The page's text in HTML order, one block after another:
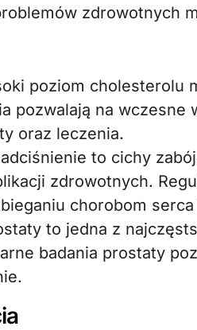
zdrowotnych
poziom cholesterolu
pozwalają na
oraz leczenia.
to cichy
zdrowotnych.
chorobom
to jedna z
badania prostaty